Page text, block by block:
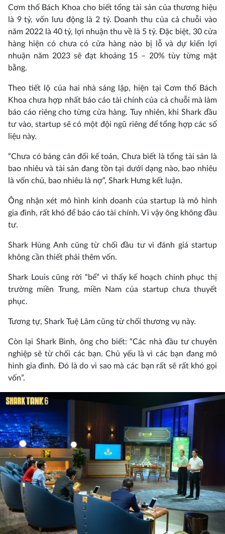
Cơm thố Bách Khoa cho biết tổng tài sản của thương hiệu
là 9 tỷ, vốn lưu động là 2 tỷ. Doanh thu của cả chuỗi vào
năm 2022 là 40 tỷ, lợi nhuận thu về là 5 tỷ. Đặc biệt, 30 cửa
hàng hiện có chưa có cửa hàng nào bị lỗ và dự kiến lợi
nhuận năm 2023 sẽ đạt khoảng 15 – 20% tùy từng mặt
bằng.
Theo tiết lộ của hai nhà sáng lập, hiện tại Cơm thố Bách
Khoa chưa hợp nhất báo cáo tài chính của cả chuỗi mà làm
báo cáo riêng cho từng cửa hàng. Tuy nhiên, khi Shark đầu
tư vào, startup sẽ có một đội ngũ riêng để tổng hợp các số
liệu này.
“Chưa có bảng cân đối kế toán, Chưa biết là tổng tài sản là
bao nhiêu và tài sản đang tồn tại dưới dạng nào, bao nhiêu
là vốn chủ, bao nhiêu là nợ”, Shark Hưng kết luận.
Ông nhận xét mô hình kinh doanh của startup là mô hình
gia đình, rất khó để báo cáo tài chính. Vì vậy ông không đầu
tư.
Shark Hùng Anh cũng từ chối đầu tư vì đánh giá startup
không cần thiết phải thêm vốn.
Shark Louis cũng rời “bể” vì thấy kế hoạch chinh phục thị
trường miền Trung, miền Nam của startup chưa thuyết
phục.
Tương tự, Shark Tuệ Lâm cũng từ chối thương vụ này.
Còn lại Shark Bình, ông cho biết: “Các nhà đầu tư chuyên
nghiệp sẽ từ chối các bạn. Chủ yếu là vì các bạn đang mô
hình gia đình. Đó là do vì sao mà các bạn rất sẽ rất khó gọi
vốn”.